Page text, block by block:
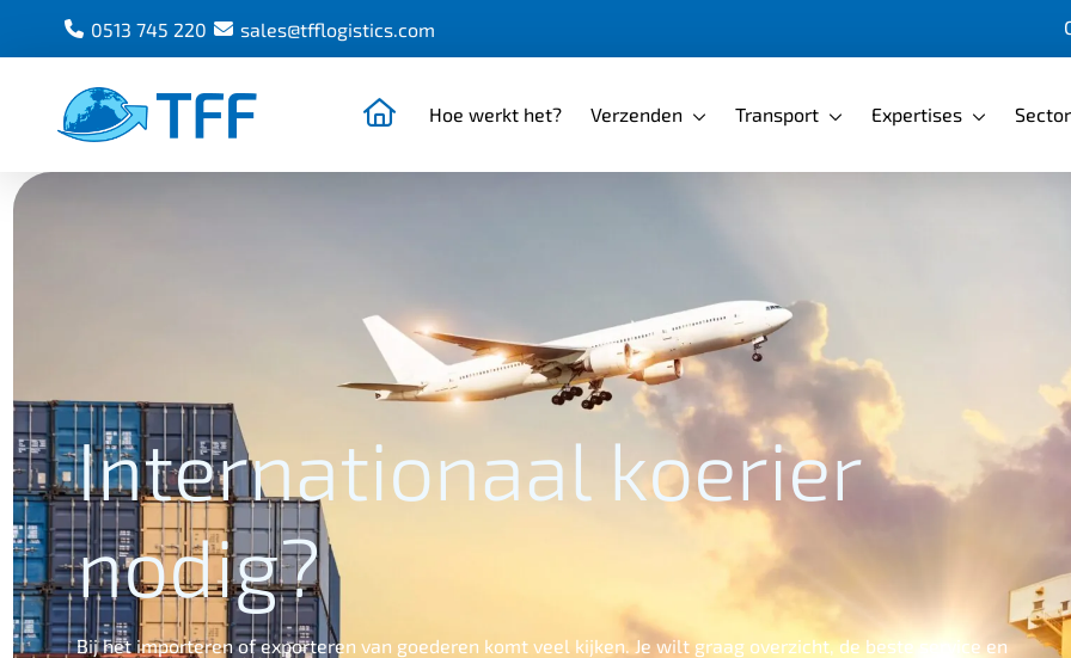
0513 745 220 sales@tfflogistics.com
Naar de homepagina
Hoe werkt het? Verzenden Transport Expertises
Internationaal koerier
nodig?
Bij het importeren of exporteren van goederen komt veel kijken. Je wilt graag overzicht, de beste service en